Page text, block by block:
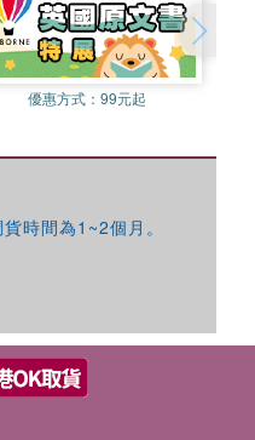
優惠方式：99元起
時間為1~2個月。